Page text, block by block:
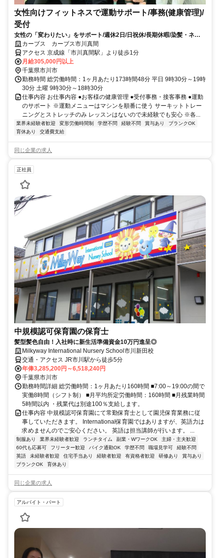
女性向けフィットネスで運動サポート/事務(健康管理)/
受付
女性の「変わりたい」をサポート/週休2日/日祝休/長期休暇/染髪・ネイ
ルOK※規定内
カーブス カーブス市川真間
アクセス 京成線「市川真間駅」より徒歩1分
月給305,000円以上
千葉県市川市
勤務時間 総労働時間：1ヶ月あたり173時間48分 平日 9時30分～19時
30分 土曜 9時30分～18時30分
仕事内容 お仕事内容 ●お客様の健康管理 ●受付事務・接客事務 ●運動
のサポート ※運動メニューはマシンを順番に使う サーキットトレー
ニングとストレッチのみ レッスンはないので未経験でも安心 ※各...
業界未経験者歓迎 変形労働時間制 学歴不問 経験不問 賞与あり
ブランクOK
育休あり
交通費支給
同じ企業の求人
正社員
中規模認可保育園の保育士
髪型髪色自由！入社時に新生活準備資金10万円進呈◎
Milkyway International Nursery School市川新田校
交通・アクセス JR市川駅から徒歩5分
年俸3,285,200円～6,518,240円
千葉県市川市
勤務時間詳細 総労働時間：1ヶ月あたり160時間 ■7:00～19:00の間で
実働8時間（シフト制） ■月平均所定労働時間：160時間 ■月残業時間
5時間以内 ・残業代は別途100％支給します。
仕事内容 中規模認可保育園にて常勤保育士として園児保育業務に従
事していただきます。 International保育園ではありますが、英語力は
求めませんのでご安心ください。 英語は担当講師が行います。 ...
制服あり 業界未経験者歓迎 ランチタイム 副業・WワークOK
主婦・主夫歓迎
60代も応募可
フリーター歓迎 バイク通勤OK 学歴不問 職場見学可
経験不問
英語
未経験者歓迎 住宅手当あり 経験者歓迎 有資格者歓迎 研修あり
賞与あり
ブランクOK
育休あり
同じ企業の求人
アルバイト・パート